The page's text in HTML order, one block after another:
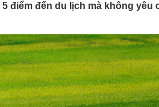
điểm đến du lịch mà không yêu